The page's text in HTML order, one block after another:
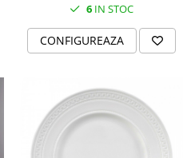
6 IN STOC
CONFIGUREAZA